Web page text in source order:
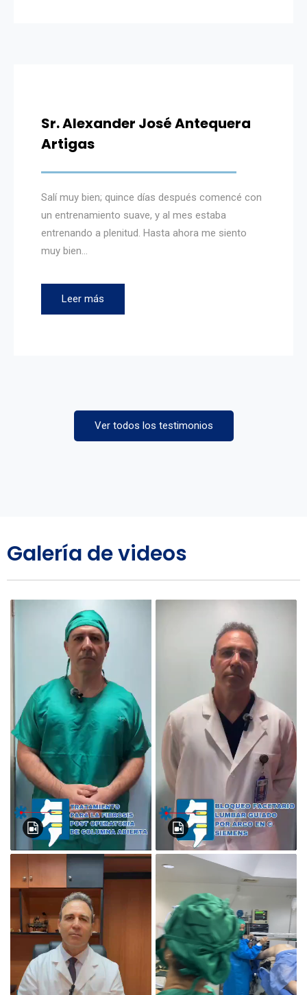
Sr. Alexander José Antequera
Artigas
Salí muy bien; quince días después comencé con
un entrenamiento suave, y al mes estaba
entrenando a plenitud. Hasta ahora me siento
muy bien…
Leer más
Ver todos los testimonios
Galería de videos